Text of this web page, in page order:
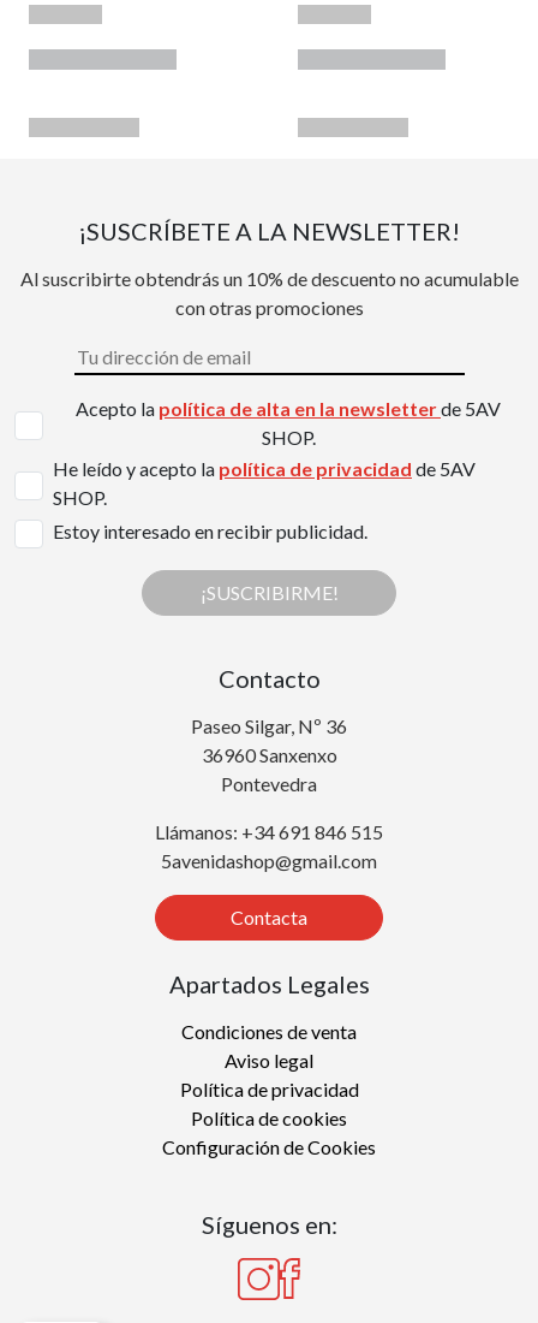
¡SUSCRÍBETE A LA NEWSLETTER!
Al suscribirte obtendrás un 10% de descuento no acumulable
con otras promociones
Acepto la política de alta en la newsletterde 5AV
SHOP.
He leído y acepto la política de privacidad de 5AV
SHOP.
Estoy interesado en recibir publicidad.
¡SUSCRIBIRME!
Contacto
Paseo Silgar, Nº 36
36960 Sanxenxo
Pontevedra
Llámanos: +34 691 846 515
5avenidashop@gmail.com
Contacta
Apartados Legales
Condiciones de venta
Aviso legal
Política de privacidad
Política de cookies
Configuración de Cookies
Síguenos en: